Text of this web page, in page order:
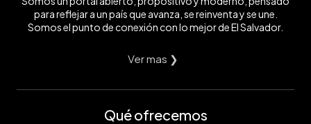
para reflejar a un país que avanza, se reinventa y se une.
Somos el punto de conexión con lo mejor de El Salvador.
Ver mas ❯
Qué ofrecemos